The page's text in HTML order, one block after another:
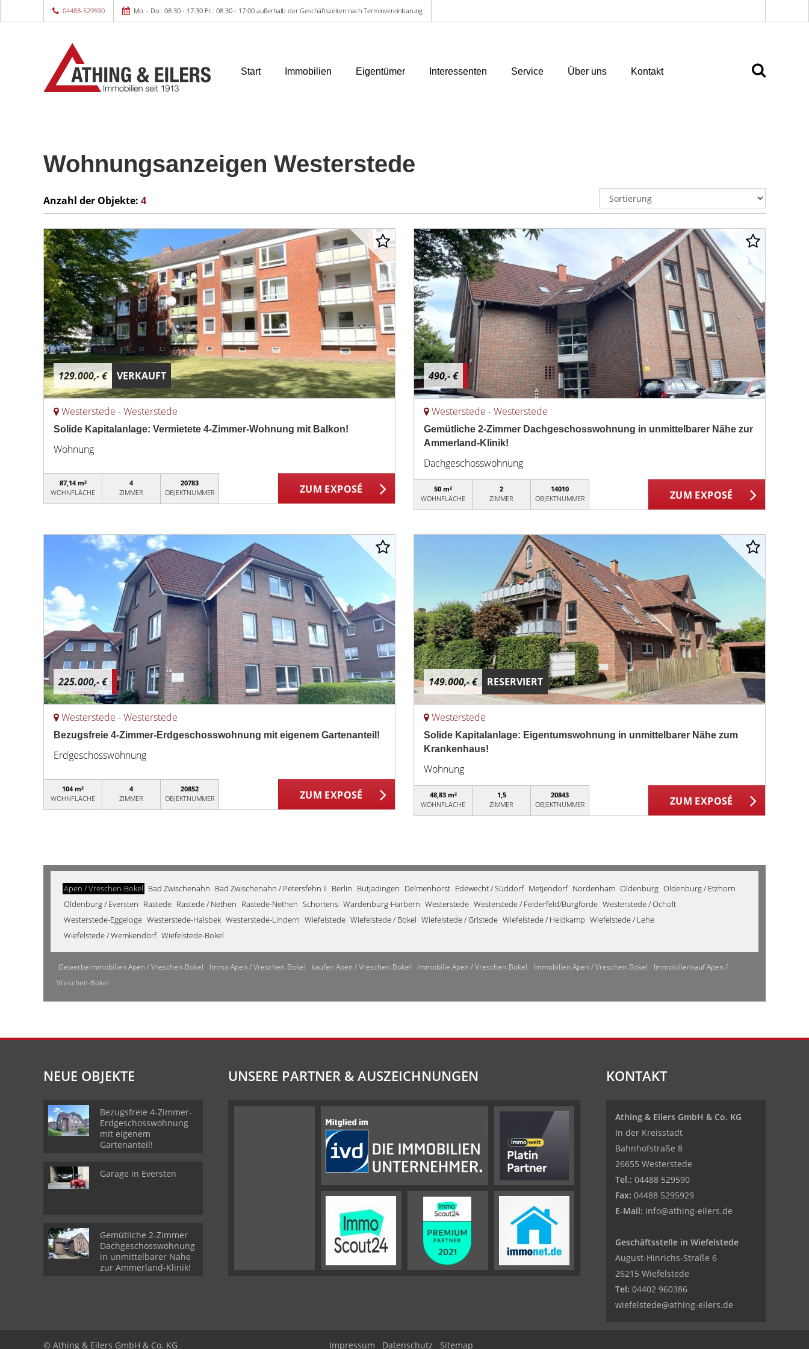
04488-529590 Mo. - Do.: 08:30 - 17:30 Fr.: 08:30 - 17:00 außerhalb der Geschäftszeiten nach Terminvereinbarung
Start Immobilien Eigentümer Interessenten Service Über uns Kontakt
Wohnungsanzeigen Westerstede
Anzahl der Objekte: 4
129.000,- € VERKAUFT
Westerstede - Westerstede
Solide Kapitalanlage: Vermietete 4-Zimmer-Wohnung mit Balkon!
Wohnung
87,14 m²
WOHNFLÄCHE
4
ZIMMER
20783
OBJEKTNUMMER
ZUM EXPOSÉ
490,- €
Westerstede - Westerstede
Gemütliche 2-Zimmer Dachgeschosswohnung in unmittelbarer Nähe zur
Ammerland-Klinik!
Dachgeschosswohnung
50 m²
WOHNFLÄCHE
2
ZIMMER
14010
OBJEKTNUMMER
ZUM EXPOSÉ
225.000,- €
Westerstede - Westerstede
Bezugsfreie 4-Zimmer-Erdgeschosswohnung mit eigenem Gartenanteil!
Erdgeschosswohnung
104 m²
WOHNFLÄCHE
4
ZIMMER
20852
OBJEKTNUMMER
ZUM EXPOSÉ
149.000,- € RESERVIERT
Westerstede
Solide Kapitalanlage: Eigentumswohnung in unmittelbarer Nähe zum
Krankenhaus!
Wohnung
48,83 m²
WOHNFLÄCHE
1,5
ZIMMER
20843
OBJEKTNUMMER
ZUM EXPOSÉ
Apen / Vreschen-Bokel Bad Zwischenahn Bad Zwischenahn / Petersfehn II Berlin Butjadingen Delmenhorst Edewecht / Süddorf Metjendorf Nordenham Oldenburg Oldenburg / Etzhorn
Oldenburg / Eversten Rastede Rastede / Nethen Rastede-Nethen Schortens Wardenburg-Harbern Westerstede Westerstede / Felderfeld/Burgforde Westerstede / Ocholt
Westerstede-Eggeloge Westerstede-Halsbek Westerstede-Lindern Wiefelstede Wiefelstede / Bokel Wiefelstede / Gristede Wiefelstede / Heidkamp Wiefelstede / Lehe
Wiefelstede / Wemkendorf Wiefelstede-Bokel
Gewerbeimmobilien Apen / Vreschen-Bokel Immo Apen / Vreschen-Bokel kaufen Apen / Vreschen-Bokel Immobilie Apen / Vreschen-Bokel Immobilien Apen / Vreschen-Bokel
Immobilienkauf Apen /
Vreschen-Bokel
NEUE OBJEKTE
Bezugsfreie 4-Zimmer-
Erdgeschosswohnung
mit eigenem
Gartenanteil!
Garage in Eversten
Gemütliche 2-Zimmer
Dachgeschosswohnung
in unmittelbarer Nähe
zur Ammerland-Klinik!
UNSERE PARTNER & AUSZEICHNUNGEN KONTAKT
Athing & Eilers GmbH & Co. KG
In der Kreisstadt
Bahnhofstraße 8
26655 Westerstede
Tel.: 04488 529590
Fax: 04488 5295929
E-Mail: info@athing-eilers.de
Geschäftsstelle in Wiefelstede
August-Hinrichs-Straße 6
26215 Wiefelstede
Tel: 04402 960386
wiefelstede@athing-eilers.de
© Athing & Eilers GmbH & Co. KG Impressum Datenschutz Sitemap